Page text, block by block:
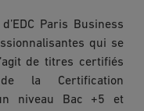
Paris Business
qui se
de titres certifiés
la Certification
niveau Bac +5 et